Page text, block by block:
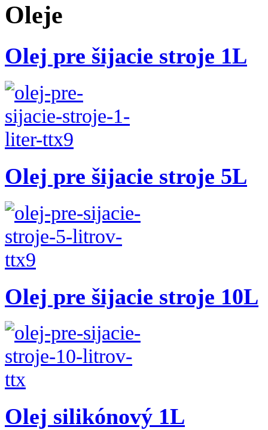
Oleje
Olej pre šijacie stroje 1L
Olej pre šijacie stroje 5L
Olej pre šijacie stroje 10L
Olej silikónový 1L